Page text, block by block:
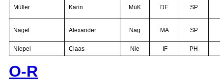
Müller Karin MüK DE SP
Nagel Alexander Nag MA SP
Niepel Claas Nie IF PH
O-R